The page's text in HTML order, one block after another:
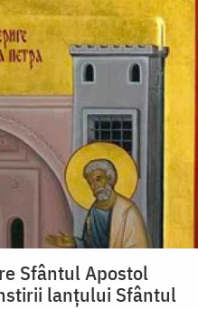
Sfântul Apostol
lanţului Sfântul